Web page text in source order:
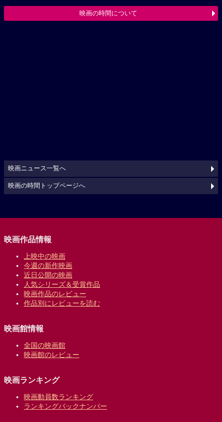
映画の時間について
映画ニュース一覧へ
映画の時間トップページへ
映画作品情報
上映中の映画
今週の新作映画
近日公開の映画
人気シリーズ＆受賞作品
映画作品のレビュー
作品別にレビューを読む
映画館情報
全国の映画館
映画館のレビュー
映画ランキング
映画動員数ランキング
ランキングバックナンバー